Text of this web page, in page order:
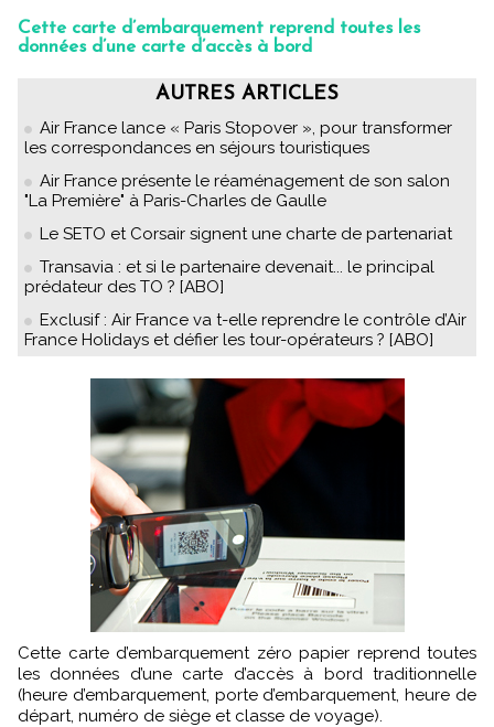
Cette carte d’embarquement reprend toutes les
données d’une carte d’accès à bord
AUTRES ARTICLES
Air France lance « Paris Stopover », pour transformer
les correspondances en séjours touristiques
Air France présente le réaménagement de son salon
"La Première" à Paris-Charles de Gaulle
Le SETO et Corsair signent une charte de partenariat
Transavia : et si le partenaire devenait... le principal
prédateur des TO ? [ABO]
Exclusif : Air France va t-elle reprendre le contrôle d’Air
France Holidays et défier les tour-opérateurs ? [ABO]
Cette carte d’embarquement zéro papier reprend toutes
les données d’une carte d’accès à bord traditionnelle
(heure d’embarquement, porte d’embarquement, heure de
départ, numéro de siège et classe de voyage).